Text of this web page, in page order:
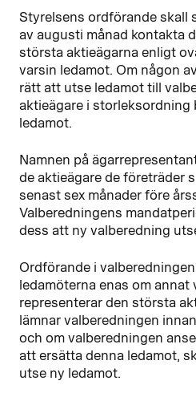
Styrelsens ordförande skall
av augusti månad kontakta
största aktieägarna enligt
varsin ledamot. Om någon
rätt att utse ledamot till
aktieägare i
ledamot.
Namnen på
de aktieägare de företräder
senast sex månader före
Valberedningens
dess att ny valberedning
Ordförande i
ledamöterna enas om annat
representerar den största
lämnar valberedningen
och om valberedningen
att ersätta denna ledamot,
utse ny ledamot.